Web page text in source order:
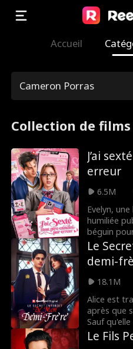
Accueil
Cameron Porras
Collection de
J’ai
erreur
6.5M
Evelyn,
humiliée
béguin
populaire
rassemble
photos
attirer son
par erreur
l’équipe
taquiner.
Le
demi-
18.1M
Alice est
après que
Sauf
camarade
Le Fils